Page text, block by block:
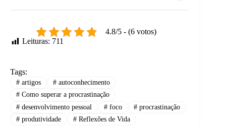
4.8/5 - (6 votos)
Leituras: 711
Tags:
#artigos #autoconhecimento
#Como superar a procrastinação
#desenvolvimento pessoal #foco # procrastinação
#produtividade #Reflexões de Vida